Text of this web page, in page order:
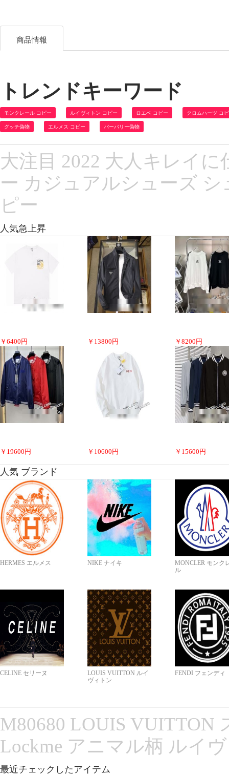
商品情報
トレンドキーワード
モンクレール コピー ルイヴィトン コピー ロエベ コピー クロムハーツ コ
グッチ偽物 エルメス コピー バーバリー偽物
大注目 2022 大人キレイに
ー カジュアルシューズ
ピー
人気急上昇
￥ 6400 円 ￥ 13800 円 ￥ 8200 円
￥ 19600 円 ￥ 10600 円 ￥ 15600 円
人気 ブランド
HERMES エルメス NIKE ナイキ
MONCLER モンク
ル
CELINE セリーヌ
LOUIS VUITTON ルイ
ヴィトン
FENDI フェンディ
M80680 LOUIS VUITTON
Lockme アニマル柄 ルイ
最近チェックしたアイテム